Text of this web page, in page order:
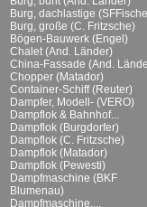
Burg, dachlastige
Burg, große (C. Fritzsche)
Bögen-Bauwerk (Engel)
Chalet (And. Länder)
China-Fassade (And.
Chopper (Matador)
Container-Schiff (Reuter)
Dampfer, Modell- (VERO)
Dampflok & Bahnhof...
Dampflok (Burgdorfer)
Dampflok (C. Fritzsche)
Dampflok (Matador)
Dampflok (Pewesti)
Dampfmaschine (BKF
Blumenau)
Dampfmaschine,...